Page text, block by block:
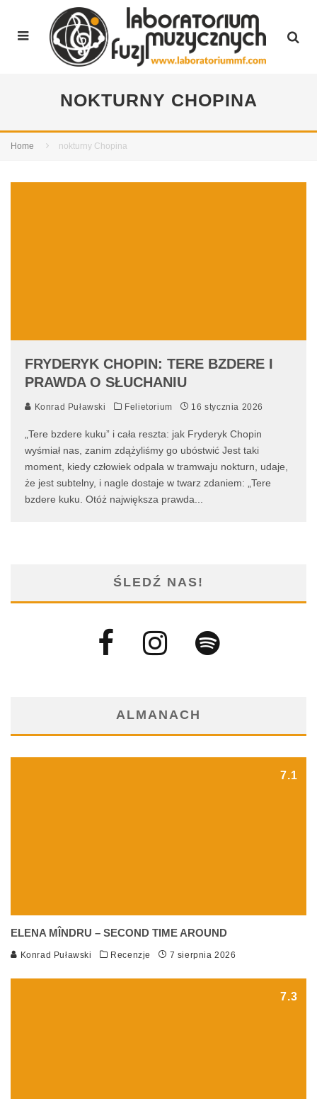
NOKTURNY CHOPINA
Home nokturny Chopina
FRYDERYK CHOPIN: TERE BZDERE I
PRAWDA O SŁUCHANIU
Konrad Puławski Felietorium 16 stycznia 2026
„Tere bzdere kuku” i cała reszta: jak Fryderyk Chopin
wyśmiał nas, zanim zdążyliśmy go ubóstwić Jest taki
moment, kiedy człowiek odpala w tramwaju nokturn, udaje,
że jest subtelny, i nagle dostaje w twarz zdaniem: „Tere
bzdere kuku. Otóż największa prawda...
ŚLEDŹ NAS!
ALMANACH
7.1
ELENA MÎNDRU – SECOND TIME AROUND
Konrad Puławski Recenzje 7 sierpnia 2026
7.3